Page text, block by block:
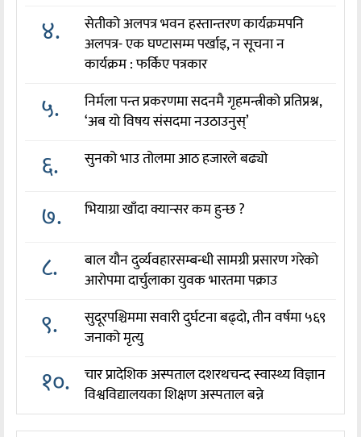
४.
सेतीको अलपत्र भवन हस्तान्तरण कार्यक्रमपनि
अलपत्र- एक घण्टासम्म पर्खाइ, न सूचना न
कार्यक्रम : फर्किए पत्रकार
५.
निर्मला पन्त प्रकरणमा सदनमै गृहमन्त्रीको प्रतिप्रश्न,
‘अब यो विषय संसदमा नउठाउनुस्’
६. सुनको भाउ तोलमा आठ हजारले बढ्यो
७. भियाग्रा खाँदा क्यान्सर कम हुन्छ ?
८.
बाल यौन दुर्व्यवहारसम्बन्धी सामग्री प्रसारण गरेको
आरोपमा दार्चुलाका युवक भारतमा पक्राउ
९.
सुदूरपश्चिममा सवारी दुर्घटना बढ्दो, तीन वर्षमा ५६९
जनाको मृत्यु
१०.
चार प्रादेशिक अस्पताल दशरथचन्द स्वास्थ्य विज्ञान
विश्वविद्यालयका शिक्षण अस्पताल बन्ने